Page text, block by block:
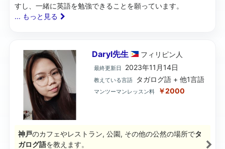
すし、一緒に英語を勉強できることを願っています。
... もっと見る
Daryl先生 フィリピン 人
最終更新日 2023年11月14日
教えている言語 タガログ語 + 他1言語
マンツーマンレッスン料 ￥2000
神戸のカフェやレストラン, 公園, その他の公然の場所でタ
ガログ語を教えます。